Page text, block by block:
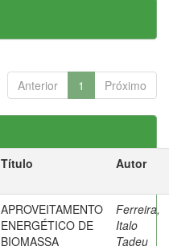
Anterior 1 Próximo
Título Autor
APROVEITAMENTO
ENERGÉTICO DE
BIOMASSA
Ferreira,
Italo
Tadeu